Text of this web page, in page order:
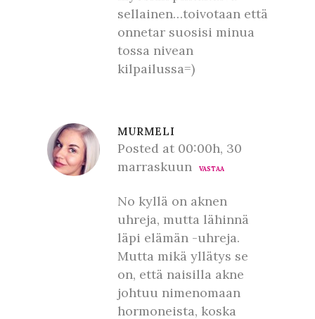
sellainen…toivotaan että
onnetar suosisi minua
tossa nivean
kilpailussa=)
MURMELI
Posted at 00:00h, 30
marraskuun
VASTAA
No kyllä on aknen
uhreja, mutta lähinnä
läpi elämän -uhreja.
Mutta mikä yllätys se
on, että naisilla akne
johtuu nimenomaan
hormoneista, koska